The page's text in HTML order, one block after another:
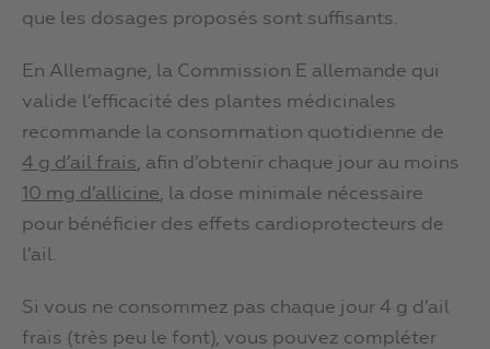
que les dosages proposés sont suffisants.
En Allemagne, la Commission E allemande qui
valide l’efficacité des plantes médicinales
recommande la consommation quotidienne de
4 g d’ail frais, afin d’obtenir chaque jour au moins
10 mg d’allicine, la dose minimale nécessaire
pour bénéficier des effets cardioprotecteurs de
l’ail.
Si vous ne consommez pas chaque jour 4 g d’ail
frais (très peu le font), vous pouvez compléter